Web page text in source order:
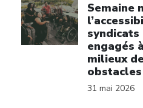
Semaine
syndicats
engagés
milieux
obstacles
31 mai 2026